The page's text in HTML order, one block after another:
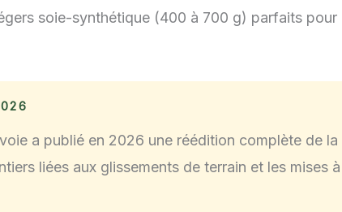
soie-synthétique (400 à 700 g) parfaits
a publié en 2026 une réédition complète de
liées aux glissements de terrain et les mises